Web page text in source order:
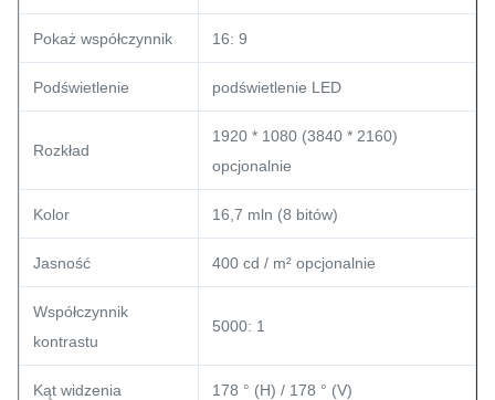
Pokaż współczynnik 16: 9
Podświetlenie podświetlenie LED
Rozkład
1920 * 1080 (3840 * 2160)
opcjonalnie
Kolor 16,7 mln (8 bitów)
Jasność 400 cd / m² opcjonalnie
Współczynnik
kontrastu
5000: 1
Kąt widzenia 178 ° (H) / 178 ° (V)